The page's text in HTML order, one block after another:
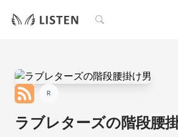
検索
R
ラブレターズの階段腰